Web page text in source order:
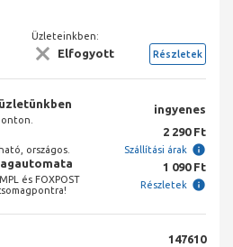
Üzleteinkben:
Elfogyott Részletek
ingyenes
országos.
2 290 Ft
Szállítási árak
és FOXPOST
1 090 Ft
Részletek
147610